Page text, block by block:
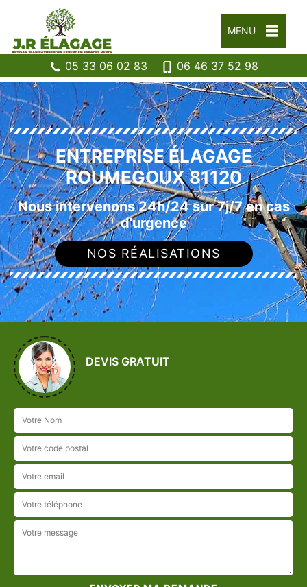
MENU
05 33 06 02 83 06 46 37 52 98
ENTREPRISE ÉLAGAGE
ROUMEGOUX 81120
Nous intervenons 24h/24 sur 7j/7 en cas
d'urgence
NOS RÉALISATIONS
DEVIS GRATUIT